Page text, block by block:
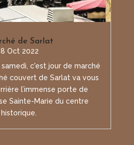
de Sarlat
8 Oct 2022
c'est jour de marché
couvert de Sarlat va vous
l’immense porte de
Sainte-Marie du centre
historique.